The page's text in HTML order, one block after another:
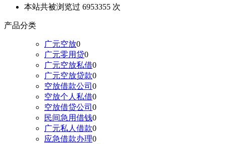
本站共被浏览过 6953355 次
产品分类
广元空放0
广元零用贷0
广元空放私借0
广元空放贷款0
空放借款公司 0
空放个人私借0
空放借贷公司 0
民间急用借钱0
广元私人借款0
应急借款办理0